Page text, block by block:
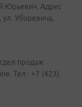
Юрьевич. Адрес
ул. Уборевича,
продаж
Тел.: +7 (423)